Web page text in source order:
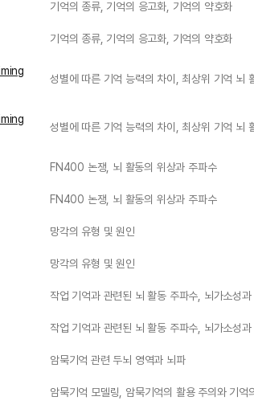
기억의 종류, 기억의 응고화, 기억의 약호화
기억의 종류, 기억의 응고화, 기억의 약호화
성별에 따른 기억 능력의 차이, 최상위 기억 뇌
성별에 따른 기억 능력의 차이, 최상위 기억 뇌
FN400 논쟁, 뇌 활동의 위상과 주파수
FN400 논쟁, 뇌 활동의 위상과 주파수
망각의 유형 및 원인
망각의 유형 및 원인
작업 기억과 관련된 뇌 활동 주파수, 뇌가소성
작업 기억과 관련된 뇌 활동 주파수, 뇌가소성
암묵기억 관련 두뇌 영역과 뇌파
암묵기억 모델링, 암묵기억의 활용 주의와 기억